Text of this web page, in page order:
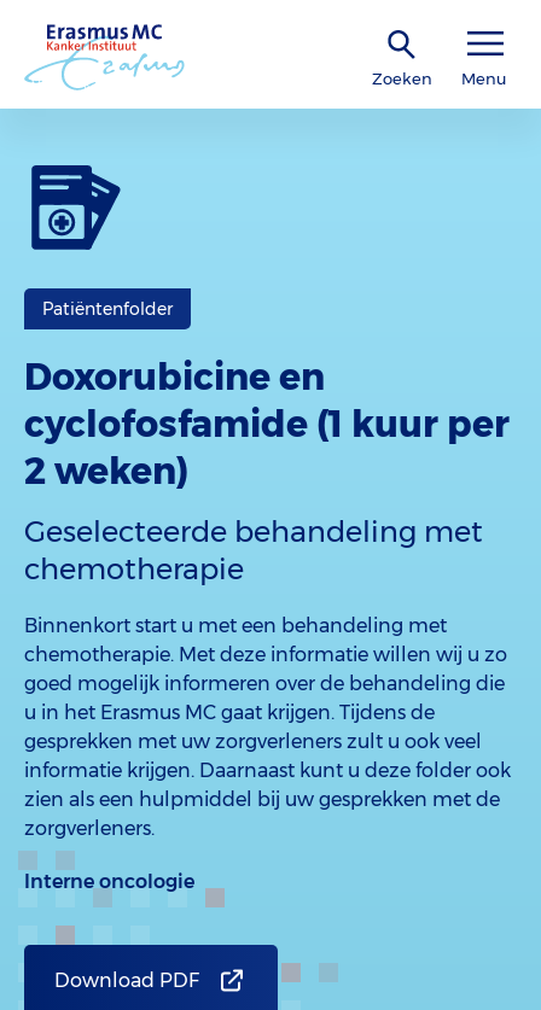
Zoeken Menu
Patiëntenfolder
Doxorubicine en
cyclofosfamide (1 kuur per
2 weken)
Geselecteerde behandeling met
chemotherapie
Binnenkort start u met een behandeling met
chemotherapie. Met deze informatie willen wij u zo
goed mogelijk informeren over de behandeling die
u in het Erasmus MC gaat krijgen. Tijdens de
gesprekken met uw zorgverleners zult u ook veel
informatie krijgen. Daarnaast kunt u deze folder ook
zien als een hulpmiddel bij uw gesprekken met de
zorgverleners.
Interne oncologie
Download PDF